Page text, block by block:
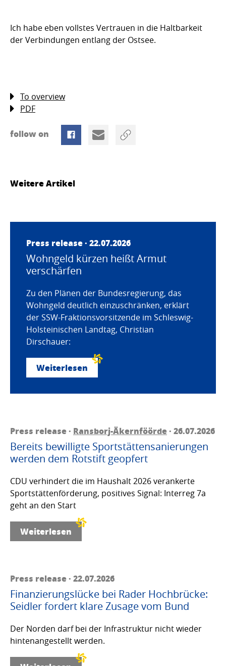
Ich habe eben vollstes Vertrauen in die Haltbarkeit
der Verbindungen entlang der Ostsee.
To overview
PDF
follow on
Weitere Artikel
Press release · 22.07.2026
Wohngeld kürzen heißt Armut
verschärfen
Zu den Plänen der Bundesregierung, das
Wohngeld deutlich einzuschränken, erklärt
der SSW-Fraktionsvorsitzende im Schleswig-
Holsteinischen Landtag, Christian
Dirschauer:
Weiterlesen
Press release · Ransborj-Äkernföörde· 26.07.2026
Bereits bewilligte Sportstättensanierungen
werden dem Rotstift geopfert
CDU verhindert die im Haushalt 2026 verankerte
Sportstättenförderung, positives Signal: Interreg 7a
geht an den Start
Weiterlesen
Press release · 22.07.2026
Finanzierungslücke bei Rader Hochbrücke:
Seidler fordert klare Zusage vom Bund
Der Norden darf bei der Infrastruktur nicht wieder
hintenangestellt werden.